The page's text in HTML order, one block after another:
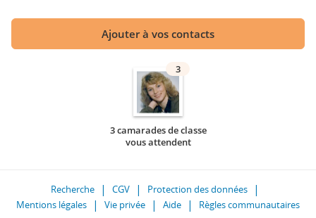
Ajouter à vos contacts
3
3 camarades de classe
vous attendent
Recherche CGV
Protection des données
Mentions légales
Vie privée Aide Règles communautaires